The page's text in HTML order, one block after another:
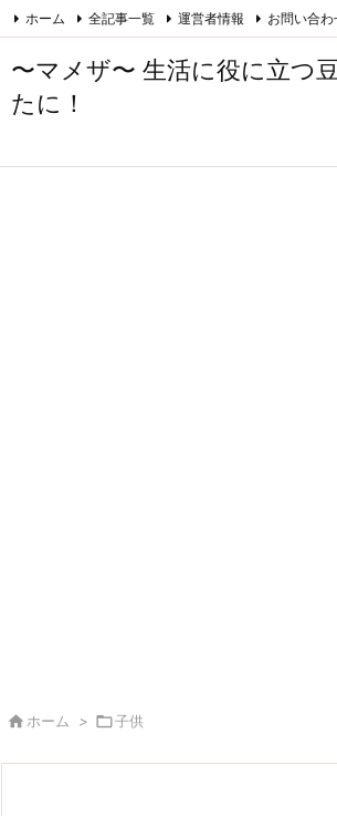
〜マメザ〜 生活に役に立つ
たに！
ホーム 全記事一覧 運営者情報 お問い合わ
 ホーム > 子供